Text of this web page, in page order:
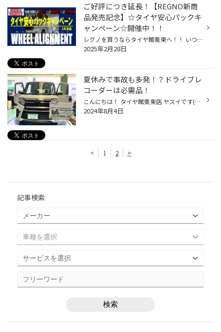
ご好評につき延長！【REGNO新商
品発売記念】☆タイヤ安心パックキ
ャンペーン☆開催中！！
レグノを買うならタイヤ館栗東へ！！ いつもタイヤ館栗東のHPをご覧頂き、 ありがとうございます！ タイヤ安心パックキャンペーン 『REGNO GR-XⅢ TYPE RV』発売を記念して、 タイヤ安心パックキャンペーンを開催致しておりすが ご好評につき3月末まで延長します！ 当店ではタイヤ交換時に、 専門店...
2025年2月28日
夏休みで事故も多発！？ドライブレ
コーダーは必需品！
こんにちは！ タイヤ館栗東店 ヤスイです(^^)/ 最近夏休みということもあり、 車で出かける機会が増えたんじゃないでしょうか？ 高速道路は渋滞も多く、事故が発生するなんてことも… 皆さんは事故にあってしまったり目撃した時に目の前で起こった事を ちゃんと説明出来る自信はありますか？ 私は恐...
2024年8月4日
< 1 2 >
記事検索